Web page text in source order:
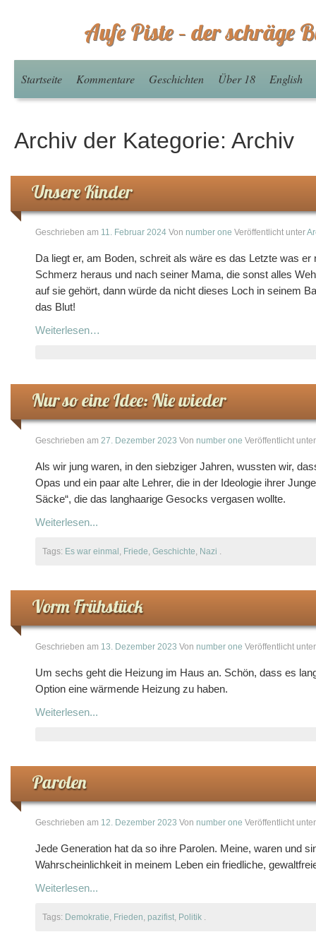
Aufe Piste – der schräge
Startseite Kommentare Geschichten Über 18 English
Archiv der Kategorie: Archiv
Unsere Kinder
Geschrieben am 11. Februar 2024 Von number one Veröffentlicht unter
Da liegt er, am Boden, schreit als wäre es das Letzte was
Schmerz heraus und nach seiner Mama, die sonst alles
auf sie gehört, dann würde da nicht dieses Loch in seinem
das Blut!
Weiterlesen…
Nur so eine Idee: Nie wieder
Geschrieben am 27. Dezember 2023 Von number one Veröffentlicht
Als wir jung waren, in den siebziger Jahren, wussten wir,
Opas und ein paar alte Lehrer, die in der Ideologie ihrer
Säcke“, die das langhaarige Gesocks vergasen wollte.
Weiterlesen...
Tags: Es war einmal , Friede, Geschichte, Nazi .
Vorm Frühstück
Geschrieben am 13. Dezember 2023 Von number one Veröffentlicht
Um sechs geht die Heizung im Haus an. Schön, dass es
Option eine wärmende Heizung zu haben.
Weiterlesen...
Parolen
Geschrieben am 12. Dezember 2023 Von number one Veröffentlicht
Jede Generation hat da so ihre Parolen. Meine, waren und
Wahrscheinlichkeit in meinem Leben ein friedliche,
Weiterlesen...
Tags: Demokratie, Frieden, pazifist, Politik .